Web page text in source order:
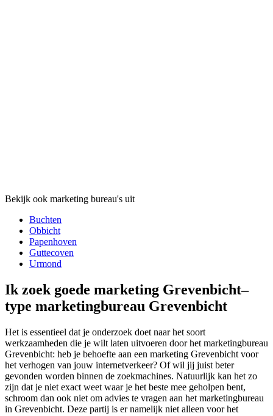
Bekijk ook marketing bureau's uit
Buchten
Obbicht
Papenhoven
Guttecoven
Urmond
Ik zoek goede marketing Grevenbicht–
type marketingbureau Grevenbicht
Het is essentieel dat je onderzoek doet naar het soort
werkzaamheden die je wilt laten uitvoeren door het marketingbureau
Grevenbicht: heb je behoefte aan een marketing Grevenbicht voor
het verhogen van jouw internetverkeer? Of wil jij juist beter
gevonden worden binnen de zoekmachines. Natuurlijk kan het zo
zijn dat je niet exact weet waar je het beste mee geholpen bent,
schroom dan ook niet om advies te vragen aan het marketingbureau
in Grevenbicht. Deze partij is er namelijk niet alleen voor het